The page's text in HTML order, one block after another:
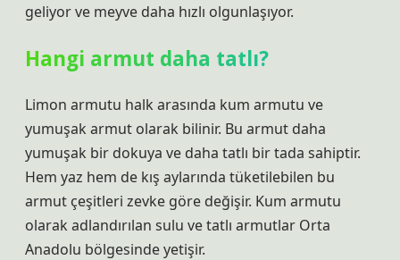
geliyor ve meyve daha hızlı olgunlaşıyor.
Hangi armut daha tatlı?
Limon armutu halk arasında kum armutu ve
yumuşak armut olarak bilinir. Bu armut daha
yumuşak bir dokuya ve daha tatlı bir tada sahiptir.
Hem yaz hem de kış aylarında tüketilebilen bu
armut çeşitleri zevke göre değişir. Kum armutu
olarak adlandırılan sulu ve tatlı armutlar Orta
Anadolu bölgesinde yetişir.